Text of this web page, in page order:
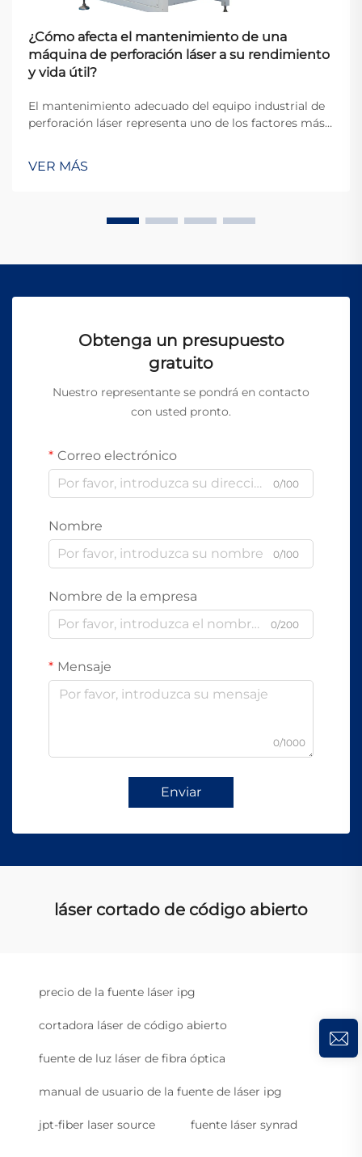
¿Cómo afecta el mantenimiento de una
máquina de perforación láser a su rendimiento
y vida útil?
El mantenimiento adecuado del equipo industrial de
perforación láser representa uno de los factores más
longevidad del equipo en entornos de fabricación
modernos. Cuando las organizaciones invierten en
VER MÁS
Obtenga un presupuesto
gratuito
Nuestro representante se pondrá en contacto
con usted pronto.
Correo electrónico
0/100
Nombre
0/100
Nombre de la empresa
0/200
Mensaje
0/1000
Enviar
láser cortado de código abierto
precio de la fuente láser ipg
cortadora láser de código abierto
fuente de luz láser de fibra óptica
manual de usuario de la fuente de láser ipg
jpt-fiber laser source fuente láser synrad